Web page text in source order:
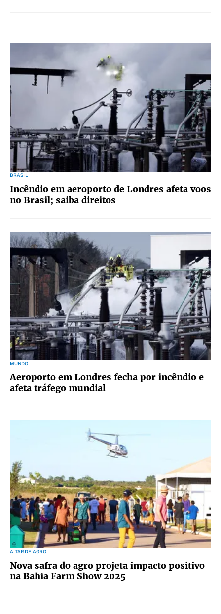
BRASIL
Incêndio em aeroporto de Londres afeta voos
no Brasil; saiba direitos
MUNDO
Aeroporto em Londres fecha por incêndio e
afeta tráfego mundial
A TARDE AGRO
Nova safra do agro projeta impacto positivo
na Bahia Farm Show 2025